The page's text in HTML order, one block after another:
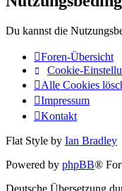
Du kannst die
Foren-Übersicht
Cookie-
Alle Cookies
Impressum
Kontakt
Flat Style by Ian Bradley
Powered by phpBB®
Deutsche Übersetzung